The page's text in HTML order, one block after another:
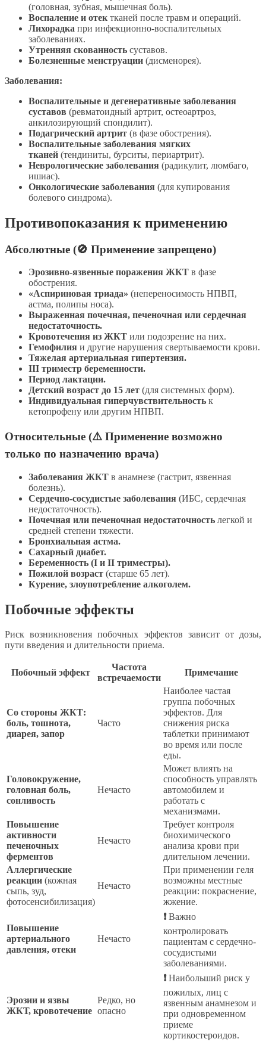
(головная, зубная, мышечная боль).
Воспаление и отек тканей после травм и операций.
Лихорадка при инфекционно-воспалительных
заболеваниях.
Утренняя скованность суставов.
Болезненные менструации (дисменорея).
Заболевания:
Воспалительные и дегенеративные заболевания
суставов (ревматоидный артрит, остеоартроз,
анкилозирующий спондилит).
Подагрический артрит (в фазе обострения).
Воспалительные заболевания мягких
тканей (тендиниты, бурситы, периартрит).
Неврологические заболевания (радикулит, люмбаго,
ишиас).
Онкологические заболевания (для купирования
болевого синдрома).
Противопоказания к применению
Абсолютные (🚫 Применение запрещено)
Эрозивно-язвенные поражения ЖКТ в фазе
обострения.
«Аспириновая триада» (непереносимость НПВП,
астма, полипы носа).
Выраженная почечная, печеночная или сердечная
недостаточность.
Кровотечения из ЖКТ или подозрение на них.
Гемофилия и другие нарушения свертываемости крови.
Тяжелая артериальная гипертензия.
III триместр беременности.
Период лактации.
Детский возраст до 15 лет (для системных форм).
Индивидуальная гиперчувствительность к
кетопрофену или другим НПВП.
Относительные (⚠️ Применение возможно
только по назначению врача)
Заболевания ЖКТ в анамнезе (гастрит, язвенная
болезнь).
Сердечно-сосудистые заболевания (ИБС, сердечная
недостаточность).
Почечная или печеночная недостаточность легкой и
средней степени тяжести.
Бронхиальная астма.
Сахарный диабет.
Беременность (I и II триместры).
Пожилой возраст (старше 65 лет).
Курение, злоупотребление алкоголем.
Побочные эффекты
Риск возникновения побочных эффектов зависит от дозы,
пути введения и длительности приема.
Побочный эффект
Частота
встречаемости
Примечание
Со стороны ЖКТ:
боль, тошнота,
диарея, запор
Часто
Наиболее частая
группа побочных
эффектов. Для
снижения риска
таблетки принимают
во время или после
еды.
Головокружение,
головная боль,
сонливость
Нечасто
Может влиять на
способность управлять
автомобилем и
работать с
механизмами.
Повышение
активности
печеночных
ферментов
Нечасто
Требует контроля
биохимического
анализа крови при
длительном лечении.
Аллергические
реакции (кожная
сыпь, зуд,
фотосенсибилизация)
Нечасто
При применении геля
возможны местные
реакции: покраснение,
жжение.
Повышение
артериального
давления, отеки
Нечасто
❗Важно
контролировать
пациентам с сердечно-
сосудистыми
заболеваниями.
Эрозии и язвы
ЖКТ, кровотечение
Редко, но
опасно
❗Наибольший риск у
пожилых, лиц с
язвенным анамнезом и
при одновременном
приеме
кортикостероидов.